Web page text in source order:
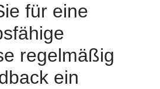
für eine
regelmäßig
ein